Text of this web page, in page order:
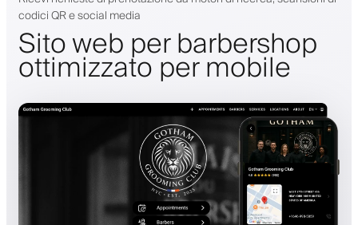
codici QR e social media
Sito web per barbershop
ottimizzato per mobile